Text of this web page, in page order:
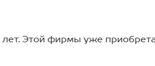
Этой фирмы уже